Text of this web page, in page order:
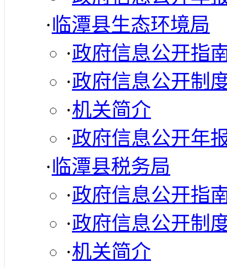
·临潭县生态环境局
·政府信息公开指
·政府信息公开制
·机关简介
·政府信息公开年
·临潭县税务局
·政府信息公开指
·政府信息公开制
·机关简介